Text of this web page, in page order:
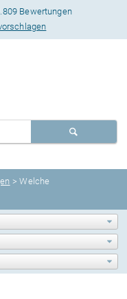
Bewertungen
> Welche